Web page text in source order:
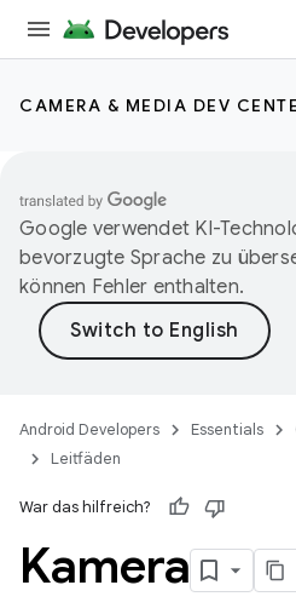
CAMERA & MEDIA DEV
Google verwendet KI-
bevorzugte Sprache zu
können Fehler enthalten.
Android Developers Essentials
Leitfäden
War das hilfreich?
Kamera